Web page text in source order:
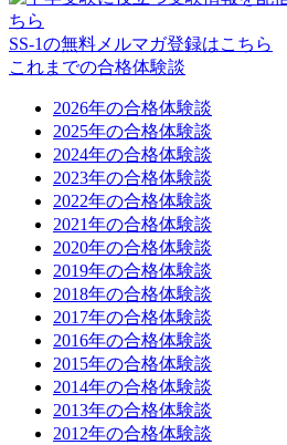
SS-1の無料メルマガ登録はこちら
これまでの合格体験談
2026年の合格体験談
2025年の合格体験談
2024年の合格体験談
2023年の合格体験談
2022年の合格体験談
2021年の合格体験談
2020年の合格体験談
2019年の合格体験談
2018年の合格体験談
2017年の合格体験談
2016年の合格体験談
2015年の合格体験談
2014年の合格体験談
2013年の合格体験談
2012年の合格体験談